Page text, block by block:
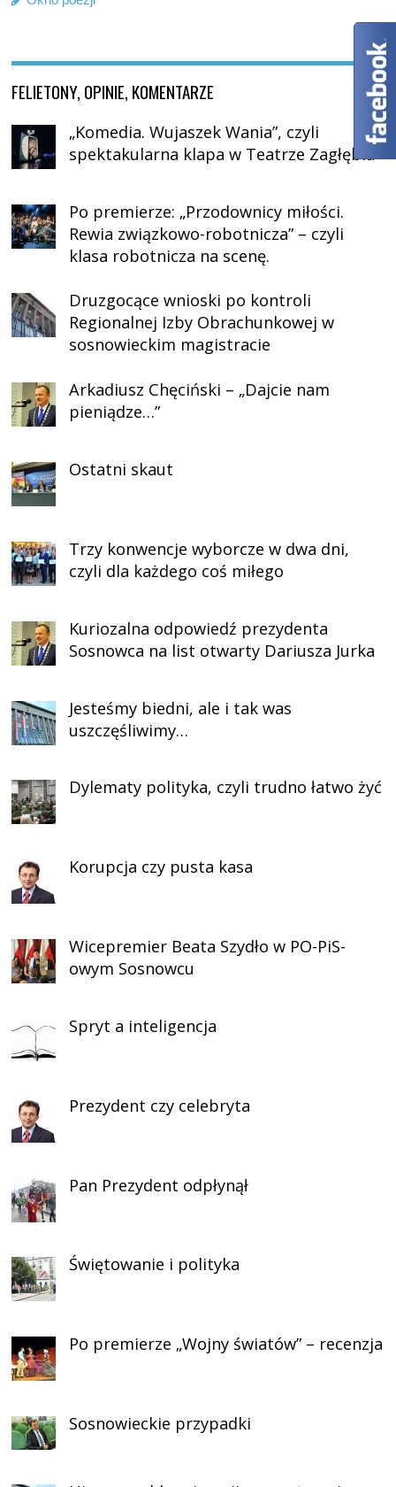
FELIETONY, OPINIE, KOMENTARZE
„Komedia. Wujaszek Wania”, czyli
spektakularna klapa w Teatrze Zagłębia
Po premierze: „Przodownicy miłości.
Rewia związkowo-robotnicza” – czyli
klasa robotnicza na scenę.
Druzgocące wnioski po kontroli
Regionalnej Izby Obrachunkowej w
sosnowieckim magistracie
Arkadiusz Chęciński – „Dajcie nam
pieniądze…”
Ostatni skaut
Trzy konwencje wyborcze w dwa dni,
czyli dla każdego coś miłego
Kuriozalna odpowiedź prezydenta
Sosnowca na list otwarty Dariusza Jurka
Jesteśmy biedni, ale i tak was
uszczęśliwimy…
Dylematy polityka, czyli trudno łatwo żyć
Korupcja czy pusta kasa
Wicepremier Beata Szydło w PO-PiS-
owym Sosnowcu
Spryt a inteligencja
Prezydent czy celebryta
Pan Prezydent odpłynął
Świętowanie i polityka
Po premierze „Wojny światów” – recenzja
Sosnowieckie przypadki